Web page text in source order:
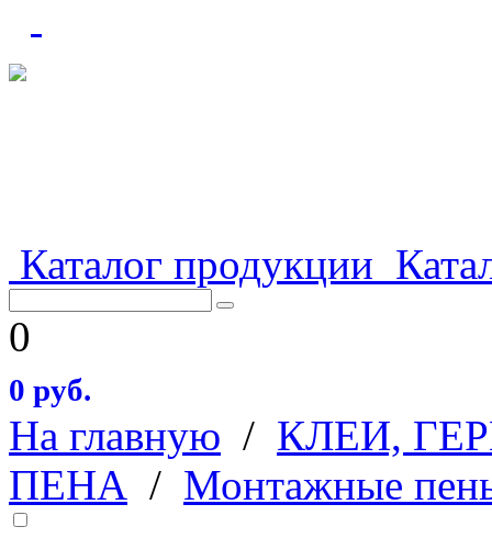
Каталог продукции
0
0 руб.
На главную / КЛЕИ,
ПЕНА / Монтажные